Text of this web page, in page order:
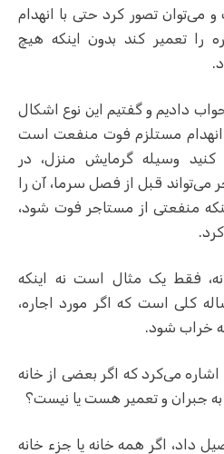
می‌توان تصور کرد حتی با انهدام
را تعمیر کند بدون اینکه هیچ
دادیم و گفتیم این نوع اشکال
مستلزم فوت منفعت است
وسیله گرمایش منزل، در
می‌تواند قبل از فصل سرما، آن را
منفعتی از مستاجر فوت شود،
فقط یک مثال است نه اینکه
کلی است که اگر مورد اجاره،
خراب شود.
می‌کرد که اگر بعضی از خانه
جبران و تعمیر هست یا نیست؟
داد، اگر همه خانه یا جزء خانه